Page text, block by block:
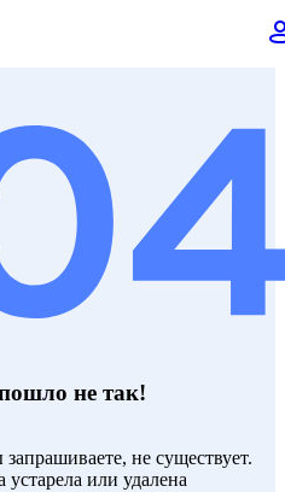
не так!
не существует.
или удалена